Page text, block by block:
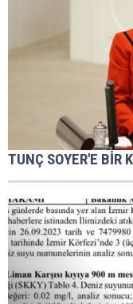
TUNÇ SOYER'E BİR